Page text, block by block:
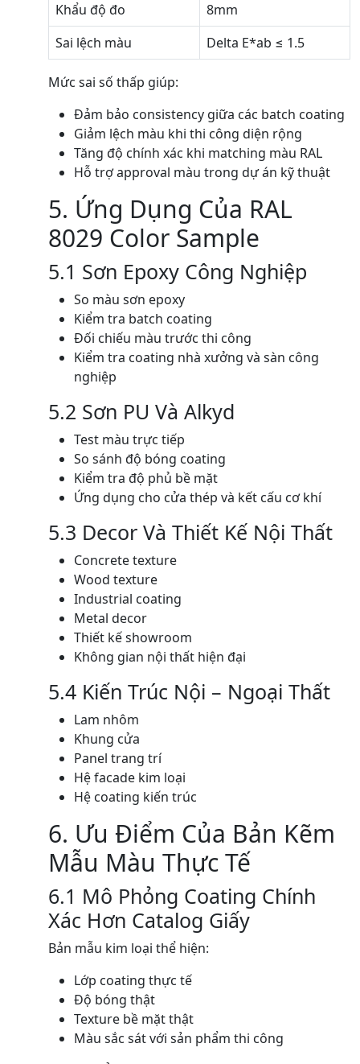
Khẩu độ đo
8mm
Sai lệch màu
Delta E*ab ≤ 1.5
Mức sai số thấp giúp:
Đảm bảo consistency giữa các batch coating
Giảm lệch màu khi thi công diện rộng
Tăng độ chính xác khi matching màu RAL
Hỗ trợ approval màu trong dự án kỹ thuật
5. Ứng Dụng Của RAL
8029 Color Sample
5.1 Sơn Epoxy Công Nghiệp
So màu sơn epoxy
Kiểm tra batch coating
Đối chiếu màu trước thi công
Kiểm tra coating nhà xưởng và sàn công
nghiệp
5.2 Sơn PU Và Alkyd
Test màu trực tiếp
So sánh độ bóng coating
Kiểm tra độ phủ bề mặt
Ứng dụng cho cửa thép và kết cấu cơ khí
5.3 Decor Và Thiết Kế Nội Thất
Concrete texture
Wood texture
Industrial coating
Metal decor
Thiết kế showroom
Không gian nội thất hiện đại
5.4 Kiến Trúc Nội – Ngoại Thất
Lam nhôm
Khung cửa
Panel trang trí
Hệ facade kim loại
Hệ coating kiến trúc
6. Ưu Điểm Của Bản Kẽm
Mẫu Màu Thực Tế
6.1 Mô Phỏng Coating Chính
Xác Hơn Catalog Giấy
Bản mẫu kim loại thể hiện:
Lớp coating thực tế
Độ bóng thật
Texture bề mặt thật
Màu sắc sát với sản phẩm thi công